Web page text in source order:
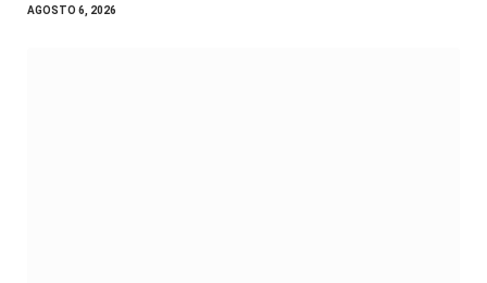
AGOSTO 6, 2026